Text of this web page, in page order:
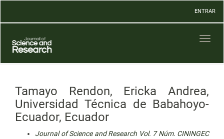
Contenido
Barra
lateral
ENTRAR
Tamayo Rendon, Ericka Andrea,
Universidad Técnica de Babahoyo-
Ecuador, Ecuador
Journal of Science and Research Vol. 7 Núm. CININGEC